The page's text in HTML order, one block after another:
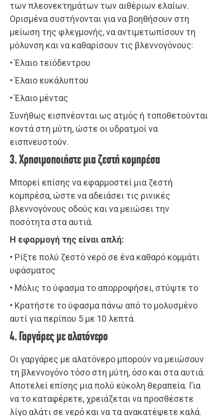
των πλεονεκτημάτων των αιθέριων ελαίων.
Ορισμένα συστήνονται για να βοηθήσουν στη
μείωση της φλεγμονής, να αντιμετωπίσουν τη
μόλυνση και να καθαρίσουν τις βλεννογόνους:
• Έλαιο τεϊόδεντρου
• Έλαιο ευκάλυπτου
• Έλαιο μέντας
Συνήθως εισπνέονται ως ατμός ή τοποθετούνται
κοντά στη μύτη, ώστε οι υδρατμοί να
εισπνευστούν.
3. Χρησιμοποιήστε μια ζεστή κομπρέσα
Μπορεί επίσης να εφαρμοστεί μια ζεστή
κομπρέσα, ώστε να αδειάσει τις ρινικές
βλεννογόνους οδούς και να μειώσει την
ποσότητα στα αυτιά.
Η εφαρμογή της είναι απλή:
• Ρίξτε πολύ ζεστό νερό σε ένα καθαρό κομμάτι
υφάσματος
• Μόλις το ύφασμα το απορροφήσει, στύψτε το
• Κρατήστε το ύφασμα πάνω από το μολυσμένο
αυτί για περίπου 5 με 10 λεπτά.
4. Γαργάρες με αλατόνερο
Οι γαργάρες με αλατόνερο μπορούν να μειώσουν
τη βλεννογόνο τόσο στη μύτη, όσο και στα αυτιά.
Αποτελεί επίσης μια πολύ εύκολη θεραπεία. Για
να το καταφέρετε, χρειάζεται να προσθέσετε
λίγο αλάτι σε νερό και να τα ανακατέψετε καλά.